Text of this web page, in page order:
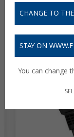
CHANGE TO
STAY ON
You can change